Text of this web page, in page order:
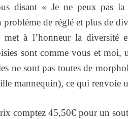
disant « Je ne peux pas la
de réglé et plus de
met à l’honneur la
sont comme vous et moi,
ne sont pas toutes de
mannequin), ce qui renvoie
comptez 45,50€ pour un